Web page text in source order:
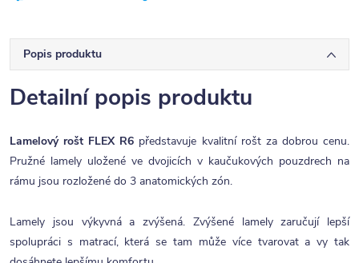
Popis produktu
Detailní popis produktu
Lamelový rošt FLEX R6 představuje kvalitní rošt za dobrou cenu.
Pružné lamely uložené ve dvojicích v kaučukových pouzdrech na
rámu jsou rozložené do 3 anatomických zón.
Lamely jsou výkyvná a zvýšená. Zvýšené lamely zaručují lepší
spolupráci s matrací, která se tam může více tvarovat a vy tak